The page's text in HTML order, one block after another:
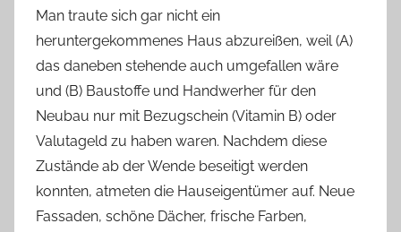
Man traute sich gar nicht ein
heruntergekommenes Haus abzureißen, weil (A)
das daneben stehende auch umgefallen wäre
und (B) Baustoffe und Handwerher für den
Neubau nur mit Bezugschein (Vitamin B) oder
Valutageld zu haben waren. Nachdem diese
Zustände ab der Wende beseitigt werden
konnten, atmeten die Hauseigentümer auf. Neue
Fassaden, schöne Dächer, frische Farben,